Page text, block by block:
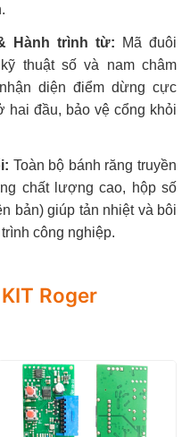
Hành trình từ: Mã đuôi
thuật số và nam châm
diện điểm dừng cực
hai đầu, bảo vệ cổng khỏi
Toàn bộ bánh răng truyền
chất lượng cao, hộp số
bản) giúp tản nhiệt và bôi
công nghiệp.
Roger